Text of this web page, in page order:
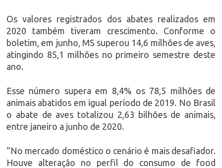
Os valores registrados dos abates realizados em
2020 também tiveram crescimento. Conforme o
boletim, em junho, MS superou 14,6 milhões de aves,
atingindo 85,1 milhões no primeiro semestre deste
ano.
Esse número supera em 8,4% os 78,5 milhões de
animais abatidos em igual período de 2019. No Brasil
o abate de aves totalizou 2,63 bilhões de animais,
entre janeiro a junho de 2020.
“No mercado doméstico o cenário é mais desafiador.
Houve alteração no perfil do consumo de food